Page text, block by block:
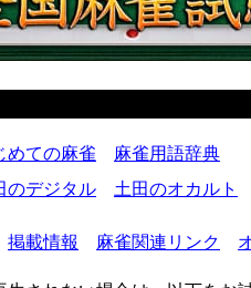
めての麻雀 麻雀用語辞典
のデジタル 土田のオカルト
掲載情報 麻雀関連リンク